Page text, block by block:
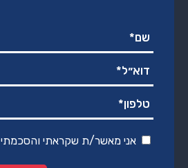
אני מאשר/ת שקראתי והסכמתי